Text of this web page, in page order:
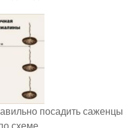
посадить саженцы